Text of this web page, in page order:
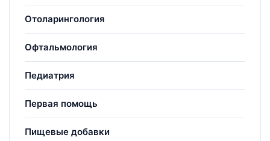
Отоларингология
Офтальмология
Педиатрия
Первая помощь
Пищевые добавки